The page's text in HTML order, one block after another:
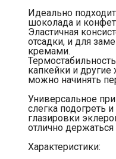
Идеально
шоколада и
Эластичная
отсадки, и для
кремами.
капкейки и
можно начинять
Универсальное
слегка подогреть
глазировки
отлично
Характеристики: